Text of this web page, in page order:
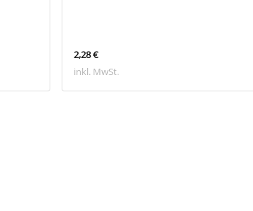
2,28 €
inkl. MwSt.